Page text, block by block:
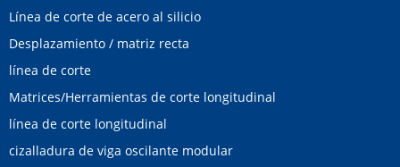
Línea de corte de acero al silicio
Desplazamiento / matriz recta
línea de corte
Matrices/Herramientas de corte longitudinal
línea de corte longitudinal
cizalladura de viga oscilante modular